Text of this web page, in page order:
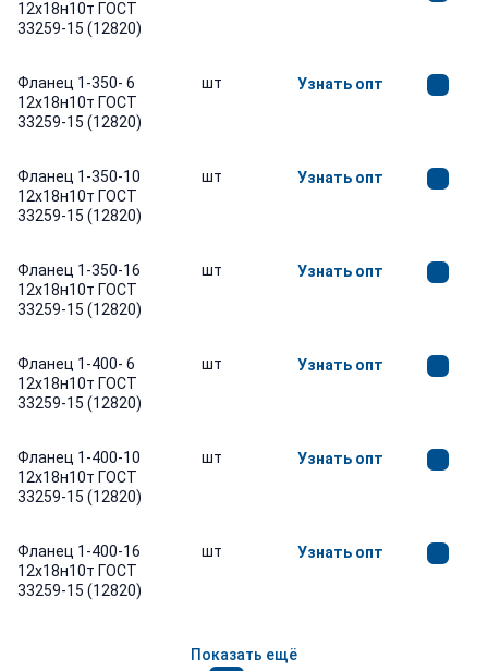
12х18н10т ГОСТ
33259-15 (12820)
Фланец 1-350- 6
12х18н10т ГОСТ
33259-15 (12820)
шт Узнать опт
Фланец 1-350-10
12х18н10т ГОСТ
33259-15 (12820)
шт Узнать опт
Фланец 1-350-16
12х18н10т ГОСТ
33259-15 (12820)
шт Узнать опт
Фланец 1-400- 6
12х18н10т ГОСТ
33259-15 (12820)
шт Узнать опт
Фланец 1-400-10
12х18н10т ГОСТ
33259-15 (12820)
шт Узнать опт
Фланец 1-400-16
12х18н10т ГОСТ
33259-15 (12820)
шт Узнать опт
Показать ещё
Страница 1